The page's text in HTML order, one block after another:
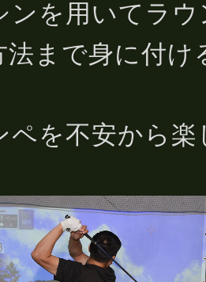
ンを用いてラ
法まで身に付
ペを不安から